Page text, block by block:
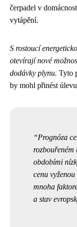
čerpadel v
vytápění.
S rostoucí
otevírají nové
dodávky plynu. Tyto
by mohl přinést
Prognóza
rozbouřeném
obdobími
cenu
mnoha
a stav